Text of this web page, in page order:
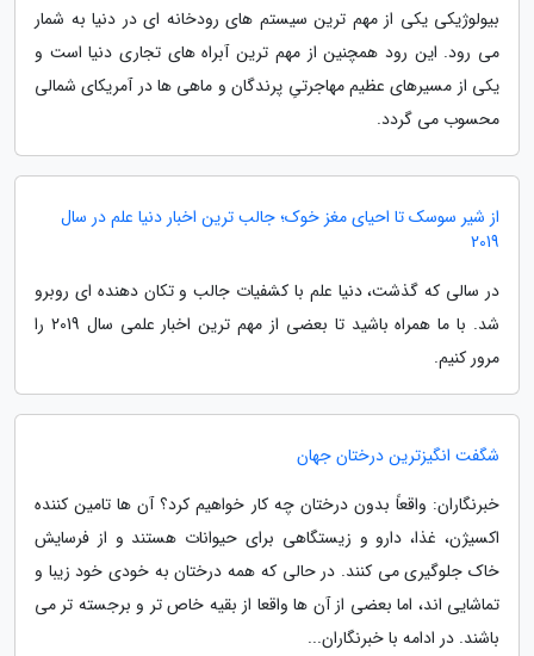
بیولوژیکی یکی از مهم ترین سیستم های رودخانه ای در دنیا به شمار
می رود. این رود همچنین از مهم ترین آبراه های تجاری دنیا است و
یکی از مسیرهای عظیم مهاجرتیِ پرندگان و ماهی ها در آمریکای شمالی
محسوب می گردد.
از شیر سوسک تا احیای مغز خوک؛ جالب ترین اخبار دنیا علم در سال
2019
در سالی که گذشت، دنیا علم با کشفیات جالب و تکان دهنده ای روبرو
شد. با ما همراه باشید تا بعضی از مهم ترین اخبار علمی سال 2019 را
مرور کنیم.
شگفت انگیزترین درختان جهان
خبرنگاران: واقعاً بدون درختان چه کار خواهیم کرد؟ آن ها تامین کننده
اکسیژن، غذا، دارو و زیستگاهی برای حیوانات هستند و از فرسایش
خاک جلوگیری می کنند. در حالی که همه درختان به خودی خود زیبا و
تماشایی اند، اما بعضی از آن ها واقعا از بقیه خاص تر و برجسته تر می
باشند. در ادامه با خبرنگاران...